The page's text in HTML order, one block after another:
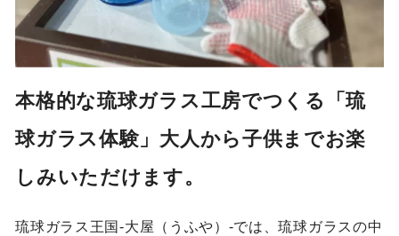
本格的な琉球ガラス工房でつくる「琉
球ガラス体験」大人から子供までお楽
しみいただけます。
琉球ガラス王国‐大屋（うふや）‐では、琉球ガラスの中